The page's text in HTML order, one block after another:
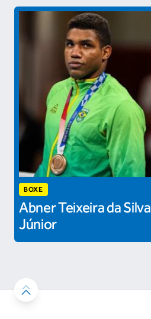
BOXE
Abner Teixeira da Silva
Júnior